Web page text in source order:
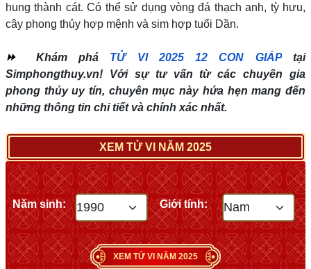
hung thành cát. Có thể sử dụng vòng đá thạch anh, tỳ hưu,
cây phong thủy hợp mệnh và sim hợp tuổi Dần.
⏩ Khám phá TỬ VI 2025 12 CON GIÁPtại
Simphongthuy.vn! Với sự tư vấn từ các chuyên gia
phong thủy uy tín, chuyên mục này hứa hẹn mang đến
những thông tin chi tiết và chính xác nhất.
XEM TỬ VI NĂM 2025
Năm sinh: Giới tính:
XEM TỬ VI NĂM 2025